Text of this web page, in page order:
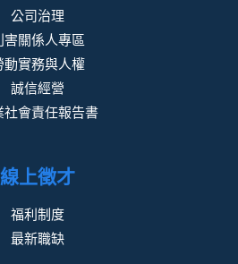
公司治理
害關係人專區
動實務與人權
誠信經營
社會責任報告書
線上徵才
福利制度
最新職缺